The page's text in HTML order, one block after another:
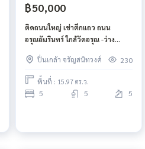
฿50,000
ติดถนนใหญ่ เช่าตึกแถว ถนน
อรุณอัมรินทร์ ใกล้วัดอรุณ -ว่าง
ปิ่นเกล้า จรัญสนิทวงศ์
230
พื้นที่ : 15.97 ตร.ว.
5 5 5